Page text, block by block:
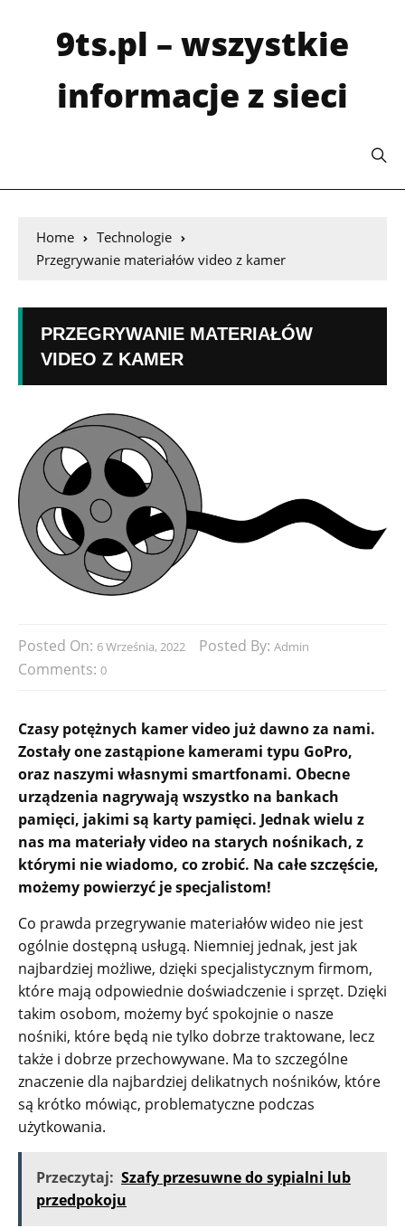
9ts.pl – wszystkie
informacje z sieci
Home
Technologie
Przegrywanie materiałów video z kamer
PRZEGRYWANIE MATERIAŁÓW
VIDEO Z KAMER
Posted On: 6 Września, 2022 Posted By: Admin
Comments: 0
Czasy potężnych kamer video już dawno za nami.
Zostały one zastąpione kamerami typu GoPro,
oraz naszymi własnymi smartfonami. Obecne
urządzenia nagrywają wszystko na bankach
pamięci, jakimi są karty pamięci. Jednak wielu z
nas ma materiały video na starych nośnikach, z
którymi nie wiadomo, co zrobić. Na całe szczęście,
możemy powierzyć je specjalistom!
Co prawda przegrywanie materiałów wideo nie jest
ogólnie dostępną usługą. Niemniej jednak, jest jak
najbardziej możliwe, dzięki specjalistycznym firmom,
które mają odpowiednie doświadczenie i sprzęt. Dzięki
takim osobom, możemy być spokojnie o nasze
nośniki, które będą nie tylko dobrze traktowane, lecz
także i dobrze przechowywane. Ma to szczególne
znaczenie dla najbardziej delikatnych nośników, które
są krótko mówiąc, problematyczne podczas
użytkowania.
Przeczytaj: Szafy przesuwne do sypialni lub
przedpokoju